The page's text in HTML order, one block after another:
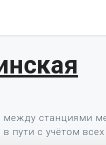
станциями
пути с учётом